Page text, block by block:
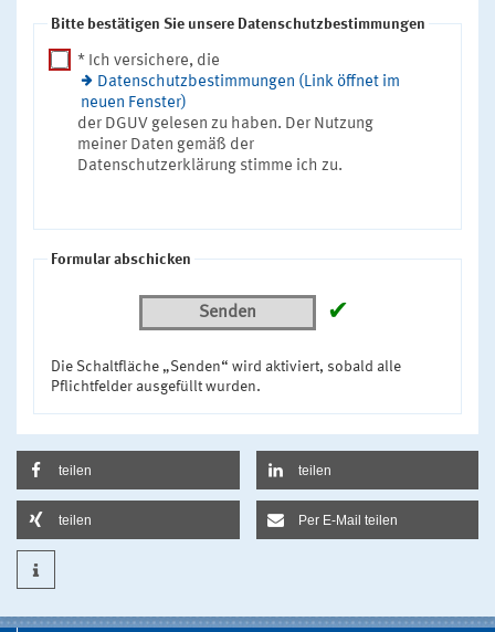
Bitte bestätigen Sie unsere Datenschutzbestimmungen
* Ich versichere, die
Datenschutzbestimmungen (Link öffnet im
neuen Fenster)
der DGUV gelesen zu haben. Der Nutzung
meiner Daten gemäß der
Datenschutzerklärung stimme ich zu.
Formular abschicken
Senden ✔
Die Schaltfläche „Senden“ wird aktiviert, sobald alle
Pflichtfelder ausgefüllt wurden.
teilen teilen
teilen Per E-Mail teilen